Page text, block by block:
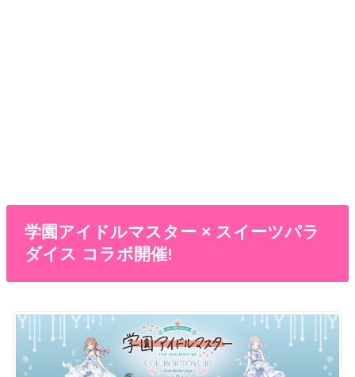
学園アイドルマスター × スイーツパラ
ダイス コラボ開催!